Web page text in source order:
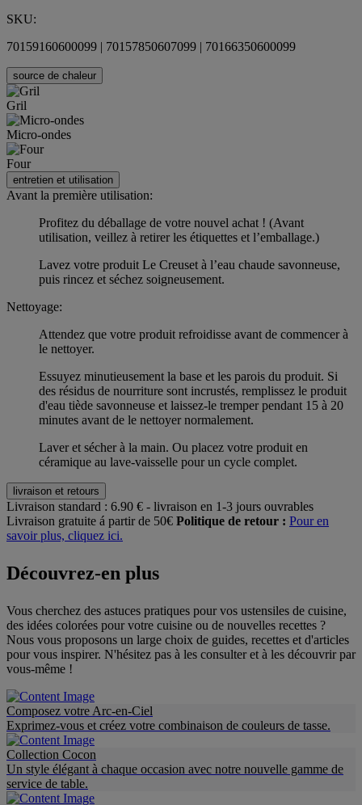
SKU:
70159160600099 | 70157850607099 | 70166350600099
source de chaleur
Gril
Micro-ondes
Four
entretien et utilisation
Avant la première utilisation:
Profitez du déballage de votre nouvel achat ! (Avant
utilisation, veillez à retirer les étiquettes et l’emballage.)
Lavez votre produit Le Creuset à l’eau chaude savonneuse,
puis rincez et séchez soigneusement.
Nettoyage:
Attendez que votre produit refroidisse avant de commencer à
le nettoyer.
Essuyez minutieusement la base et les parois du produit. Si
des résidus de nourriture sont incrustés, remplissez le produit
d'eau tiède savonneuse et laissez-le tremper pendant 15 à 20
minutes avant de le nettoyer normalement.
Laver et sécher à la main. Ou placez votre produit en
céramique au lave-vaisselle pour un cycle complet.
livraison et retours
Livraison standard : 6.90 € - livraison en 1-3 jours ouvrables
Livraison gratuite á partir de 50€ Politique de retour : Pour en
savoir plus, cliquez ici.
Découvrez-en plus
Vous cherchez des astuces pratiques pour vos ustensiles de cuisine,
des idées colorées pour votre cuisine ou de nouvelles recettes ?
Nous vous proposons un large choix de guides, recettes et d'articles
pour vous inspirer. N'hésitez pas à les consulter et à les découvrir par
vous-même !
Composez votre Arc-en-Ciel
Exprimez-vous et créez votre combinaison de couleurs de tasse.
Collection Cocon
Un style élégant à chaque occasion avec notre nouvelle gamme de
service de table.